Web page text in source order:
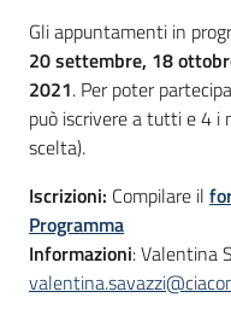
Gli appuntamenti in
20 settembre, 18
2021. Per poter
può iscrivere a tutti e 4 i
scelta).
Iscrizioni: Compilare il
Programma
Informazioni: Valentina